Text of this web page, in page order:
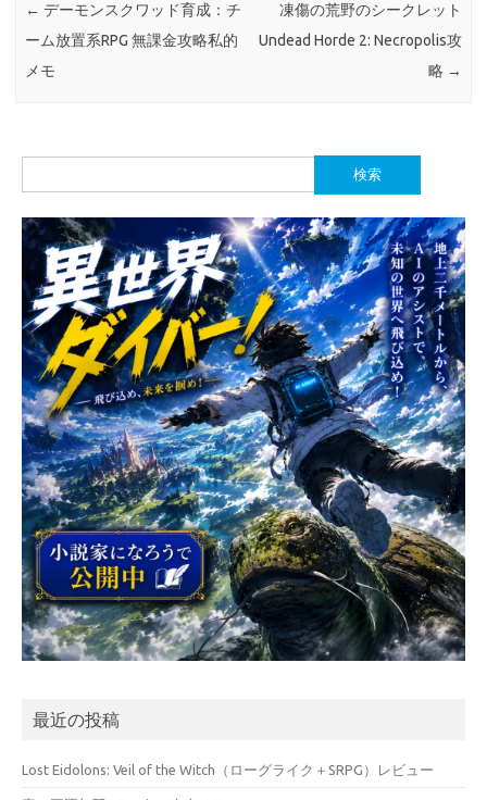
← デーモンスクワッド育成：チ
ーム放置系RPG 無課金攻略私的
メモ
凍傷の荒野のシークレット
Undead Horde 2: Necropolis攻
略 →
索:
最近の投稿
Lost Eidolons: Veil of the Witch（ローグライク＋SRPG）レビュー